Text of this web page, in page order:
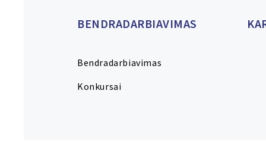
BENDRADARBIAVIMAS
Bendradarbiavimas
Konkursai